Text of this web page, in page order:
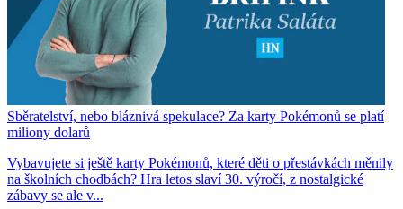
Sběratelství, nebo bláznivá spekulace? Za karty Pokémonů se platí
miliony dolarů
Vybavujete si ještě karty Pokémonů, které děti o přestávkách měnily
na školních chodbách? Hra letos slaví 30. výročí, z nostalgické
zábavy se ale v...